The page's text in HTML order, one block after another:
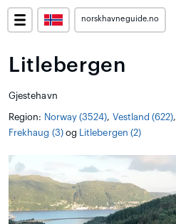
norskhavneguide.no
Litlebergen
Gjestehavn
Region: Norway (3524), Vestland (622),
Frekhaug (3)og Litlebergen (2)